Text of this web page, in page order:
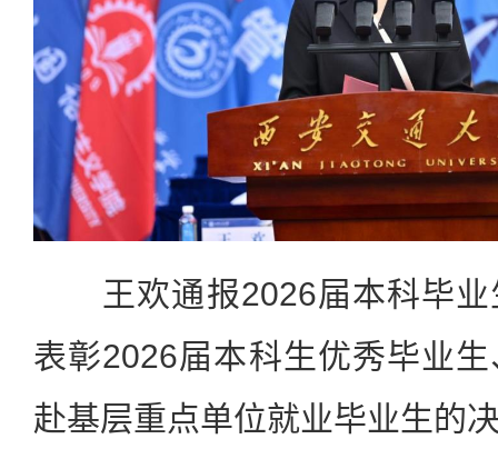
王欢通报2026届本科毕业
表彰2026届本科生优秀毕业
赴基层重点单位就业毕业生的